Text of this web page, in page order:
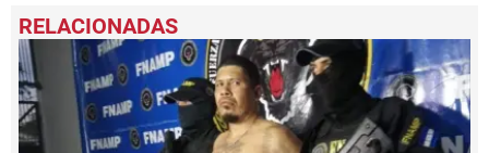
seconds
of
1
minute,
21
seconds